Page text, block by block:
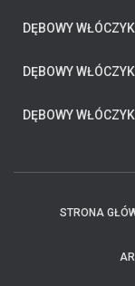
DĘBOWY
DĘBOWY
DĘBOWY
STRONA